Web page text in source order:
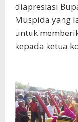
diapresiasi
Muspida yang
untuk
kepada ketua